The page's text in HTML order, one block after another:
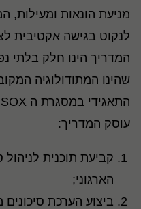
מניעת הונאות ומעילות,
לנקוט בגישה אקטיבית
שהינו המתודולוגיה
עוסק המדריך:
קביעת תוכנית
הארגוני;
ביצוע הערכת